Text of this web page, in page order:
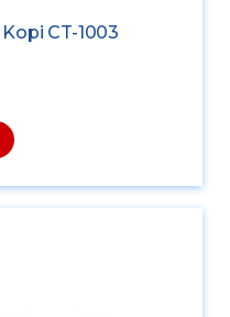
CT-1003